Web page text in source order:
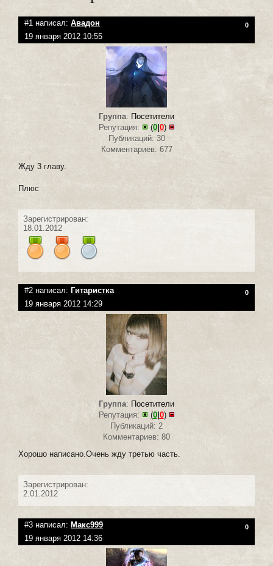
#1 написал: Авадон 0
19 января 2012 10:55
Группа: Посетители
Репутация:
(0| 0)
Публикаций: 30
Комментариев: 677
Жду 3 главу.
Плюс
Зарегистрирован:
18.01.2012
#2 написал: Гитаристка 0
19 января 2012 14:29
Группа: Посетители
Репутация:
(0| 0)
Публикаций: 2
Комментариев: 80
Хорошо написано.Очень жду третью часть.
Зарегистрирован:
2.01.2012
#3 написал: Макс999 0
19 января 2012 14:36